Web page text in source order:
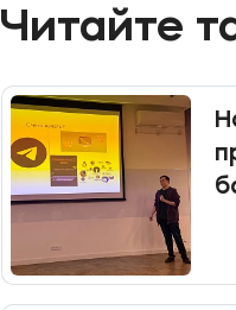
Читайте